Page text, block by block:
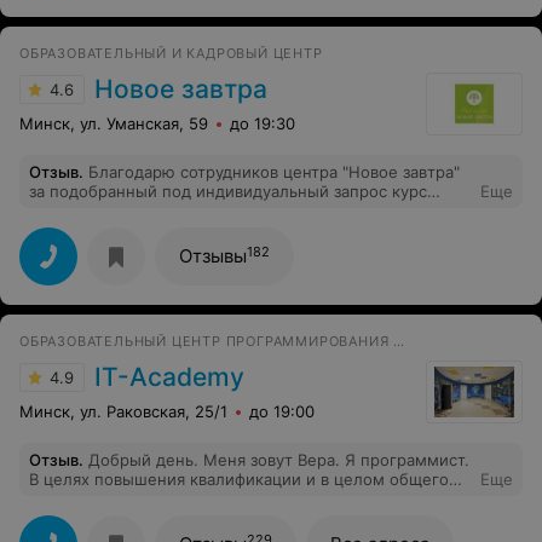
кормит "завтраками" и обещаниями. Видимо, придётся
безолаберно относятся к своим обязательствам.
ОБРАЗОВАТЕЛЬНЫЙ И КАДРОВЫЙ ЦЕНТР
4.6 Новое завтра
Минск, ул. Уманская, 59 до 19:30
Отзыв. Благодарю сотрудников центра "Новое завтра"
за подобранный под индивидуальный запрос курс
Сасима Евгения Николаевича. Получила от обучения
больше, чем ожидала - Евгений вник в суть моих
потребностей, помог в решении конкретных задач, в
доступной форме и на практических примерах
объяснил суть администрирования сайта, дал много
моей ситуации информации.
Еще
Отзывы182
ОБРАЗОВАТЕЛЬНЫЙ ЦЕНТР ПРОГРАММИРОВАНИЯ И ВЫСОКИХ ТЕХНОЛОГИЙ
4.9 IT-Academy
Минск, ул. Раковская, 25/1 до 19:00
Отзыв. Добрый день. Меня зовут Вера. Я программист.
В целях повышения квалификации и в целом общего
Хочу рассказать об одном из них. Мой курс
"Архитектура веб-проектов на Node.js". Для меня
Еще